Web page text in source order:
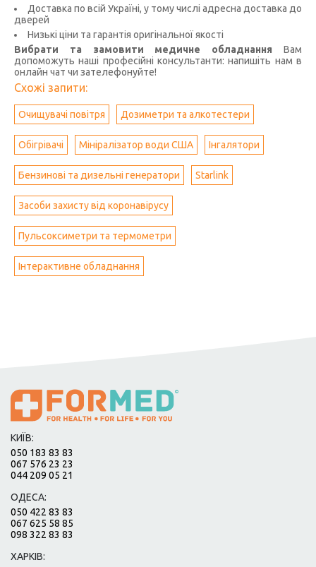
Доставка по всій Україні, у тому числі адресна доставка до
дверей
Низькі ціни та гарантія оригінальної якості
Вибрати та замовити медичне обладнання Вам
допоможуть наші професійні консультанти: напишіть нам в
онлайн чат чи зателефонуйте!
Схожі запити:
Очищувачі повітря Дозиметри та алкотестери
Обігрівачі Мініралізатор води США Інгалятори
Бензинові та дизельні генератори Starlink
Засоби захисту від коронавірусу
Пульсоксиметри та термометри
Інтерактивне обладнання
КИЇВ:
050 183 83 83
067 576 23 23
044 209 05 21
ОДЕСА:
050 422 83 83
067 625 58 85
098 322 83 83
ХАРКІВ: